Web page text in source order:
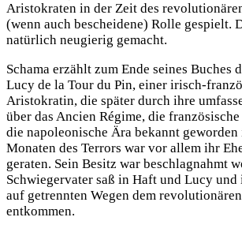
Aristokraten in der Zeit des
(wenn auch bescheidene) Rolle gespielt.
natürlich neugierig gemacht.
Schama erzählt zum Ende seines Buches
Lucy de la Tour du Pin, einer irisch-
Aristokratin, die später durch ihre
über das Ancien Régime, die
die napoleonische Ära bekannt geworden
Monaten des Terrors war vor allem ihr
geraten. Sein Besitz war beschlagnahmt
Schwiegervater saß in Haft und Lucy
auf getrennten Wegen dem
entkommen.